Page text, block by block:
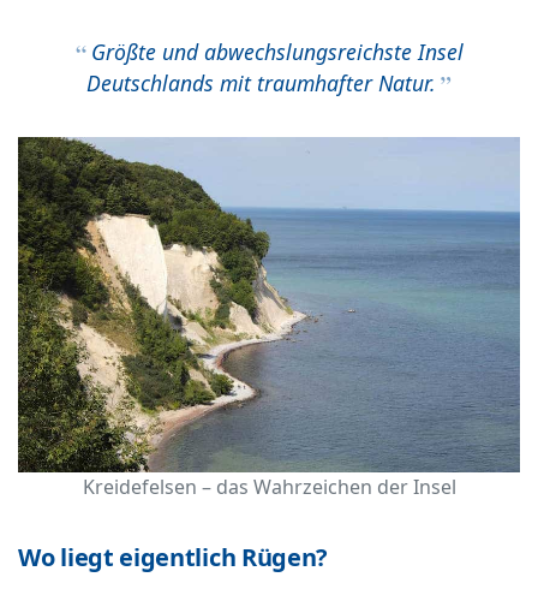
Größte und abwechslungsreichste Insel
Deutschlands mit traumhafter Natur.
Kreidefelsen – das Wahrzeichen der Insel
Wo liegt eigentlich Rügen?